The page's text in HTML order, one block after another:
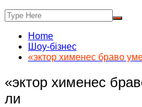
Home
Шоу-бізнес
«эктор хименес браво
«эктор хименес
ли